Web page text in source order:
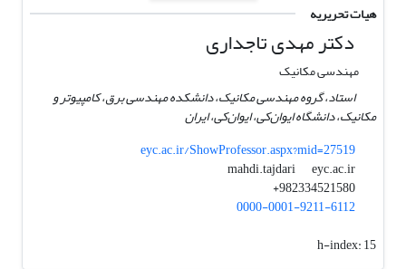
هیات تحریریه
دکتر مهدی تاجداری
مهندسی مکانیک
استاد، گروه مهندسی مکانیک، دانشکده مهندسی برق، کامپیوتر و
مکانیک، دانشگاه ایوان‌کی، ایوان‌کی، ایران
eyc.ac.ir/ShowProfessor.aspx?mid=27519
mahdi.tajdari
eyc.ac.ir
982334521580+
0000-0001-9211-6112
h-index:15